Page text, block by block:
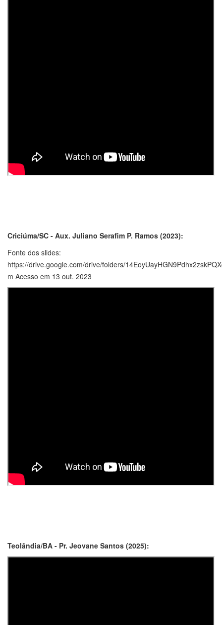
Criciúma/SC - Aux. Juliano Serafim P. Ramos (2023):
Fonte dos slides:
https://drive.google.com/drive/folders/
m Acesso em 13 out. 2023
Teolândia/BA - Pr. Jeovane Santos (2025):